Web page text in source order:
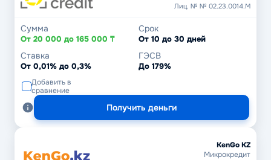
Лиц. № № 02.23.0014.М
Сумма
От 20 000 до 165 000 ₸
Срок
От 10 до 30 дней
Ставка
От 0,01% до 0,3%
ГЭСВ
До 179%
Добавить в
сравнение
Получить деньги
KenGo KZ
Микрокредит